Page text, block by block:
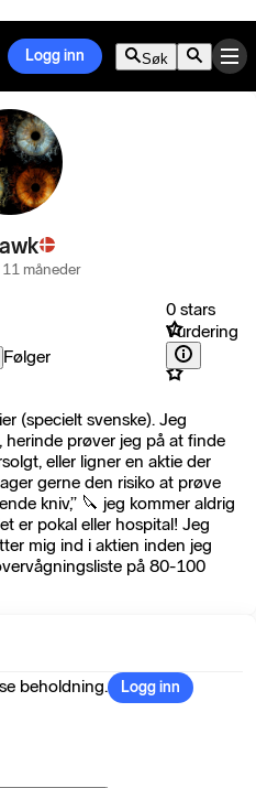
Logg inn Søk
måneder
Følger
0 stars
Vurdering
(specielt svenske). Jeg
prøver jeg på at finde
eller ligner en aktie der
gerne den risiko at prøve
kniv,” 🔪 jeg kommer aldrig
er pokal eller hospital! Jeg
mig ind i aktien inden jeg
på 80-100
beholdning. Logg inn